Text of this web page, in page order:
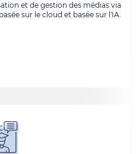
et de gestion des médias via
sur le cloud et basée sur l'IA.